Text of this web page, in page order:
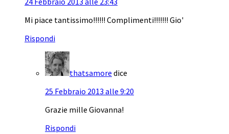
Mi piace tantissimo!!!!!! Complimenti!!!!!!! Gio'
Rispondi
thatsamore dice
25 Febbraio 2013 alle 9:20
Grazie mille Giovanna!
Rispondi